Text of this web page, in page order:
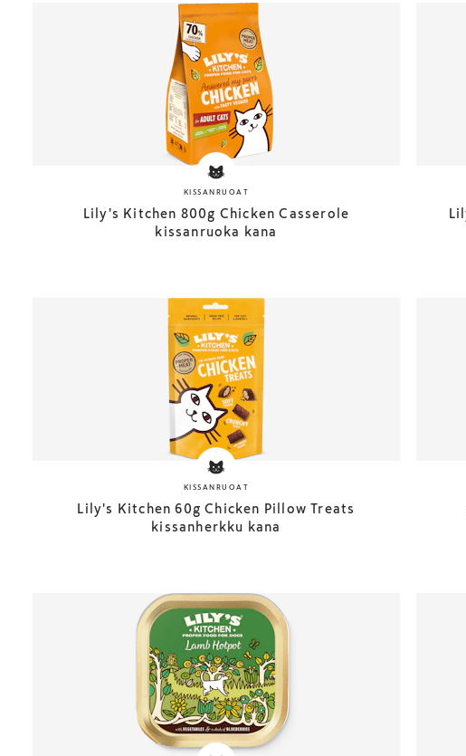
KISSANRUOAT
Lily's Kitchen 800g Chicken Casserole
kissanruoka kana
KISSANRUOAT
Lily's Kitchen 60g Chicken Pillow Treats
kissanherkku kana